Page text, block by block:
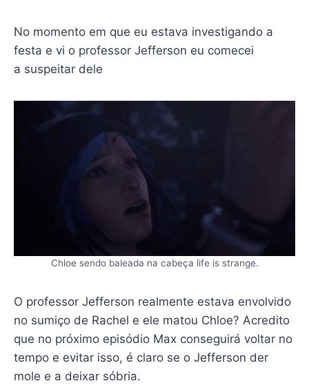
No momento em que eu estava investigando a
festa e vi o professor Jefferson eu comecei
a suspeitar dele
Chloe sendo baleada na cabeça life is strange.
O professor Jefferson realmente estava envolvido
no sumiço de Rachel e ele matou Chloe? Acredito
que no próximo episódio Max conseguirá voltar no
tempo e evitar isso, é claro se o Jefferson der
mole e a deixar sóbria.